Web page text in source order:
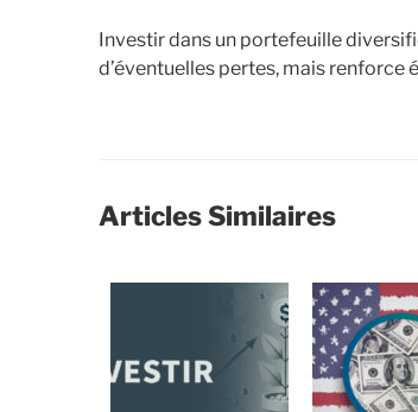
Investir dans un portefeuille
d’éventuelles pertes, mais renforce
Articles Similaires